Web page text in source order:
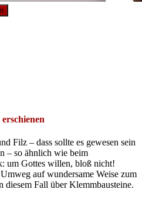
Filz – dass sollte es gewesen sein
– so ähnlich wie beim
um Gottes willen, bloß nicht!
auf wundersame Weise zum
diesem Fall über Klemmbausteine.